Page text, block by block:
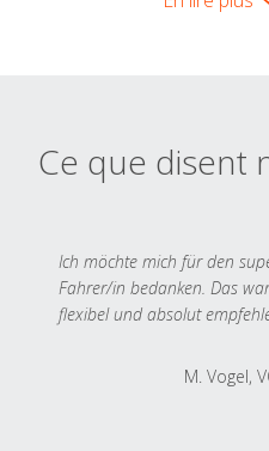
Ce que disent
Ich möchte mich für den
Fahrer/in bedanken. Das
flexibel und absolut
M. Vogel,